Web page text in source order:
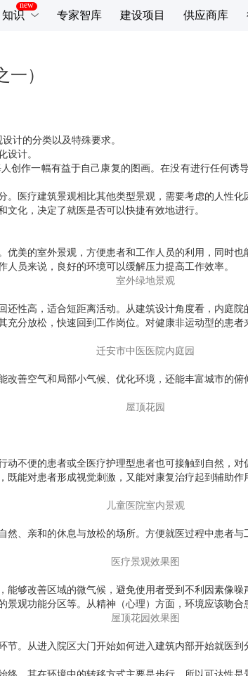
知识 专家智库 建设项目 供应商库
）
计的分类以及特殊要求。
设计。
创作一幅有益于自己康复的图画。在没有进行任何
医疗建筑景观相比其他类型景观，需要考虑的人性
化，决定了就医是否可以快捷有效地进行。
美的室外景观，方便患者和工作人员的利用，同时
员来说，良好的环境可以缓解压力提高工作效率。
室外绿地景观
性高，适合短距离活动。从建筑设计角度看，内庭
分放松，快速回到工作岗位。对健康非运动型的患
迁安市中医医院内庭园
善空气和局部小气候、优化环境，还能丰富城市的
屋顶花园
不便的患者或全医疗护理型患者也可接触到自然，
能对患者形成视觉刺激，又能对康复治疗起到辅助
儿童医院室内景观
、亲和的休息与放松的场所。方便就医过程中患者
医疗景观效果图
够改善区域的微气候，避免使用者受到不利因素像
观功能分区等。从精神（心理）方面，环境应该吻
屋顶花园效果图
。从进入院区大门开始如何进入建筑内部开始就医